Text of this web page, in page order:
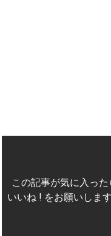
この記事が気に入った
いいね ! をお願いしま